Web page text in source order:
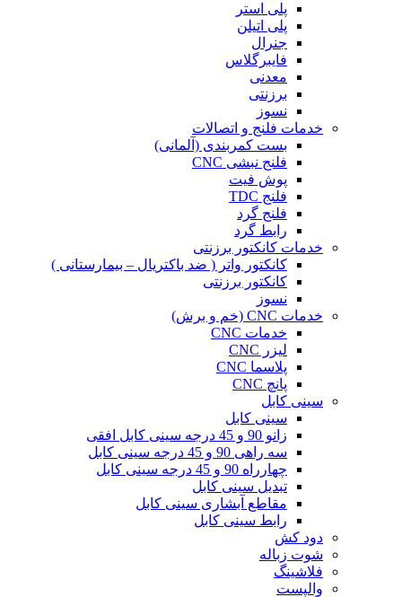
پلی استر
پلی اتیلن
جنرال
فایبرگلاس
معدنی
برزنتی
نسوز
خدمات فلنج و اتصالات
بست کمربندی (آلمانی)
فلنج نبشی CNC
پوش فیت
فلنج TDC
فلنج گرد
رابط گرد
خدمات کانکتور برزنتی
کانکتور واتر ( ضد باکتریال – بیمارستانی )
کانکتور برزنتی
نسوز
خدمات CNC (خم و برش)
خدمات CNC
لیزر CNC
پلاسما CNC
پانچ CNC
سینی کابل
سینی کابل
زانو 90 و 45 درجه سینی کابل افقی
سه راهی 90 و 45 درجه سینی کابل
چهارراه 90 و 45 درجه سینی کابل
تبدیل سینی کابل
مقاطع آبشاری سینی کابل
رابط سینی کابل
دود کش
شوت زباله
فلاشینگ
والپست